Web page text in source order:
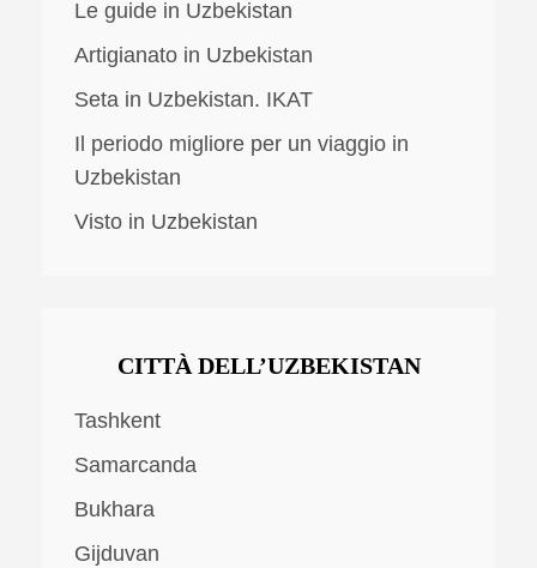
Le guide in Uzbekistan
Artigianato in Uzbekistan
Seta in Uzbekistan. IKAT
Il periodo migliore per un viaggio in
Uzbekistan
Visto in Uzbekistan
CITTÀ DELL’UZBEKISTAN
Tashkent
Samarcanda
Bukhara
Gijduvan